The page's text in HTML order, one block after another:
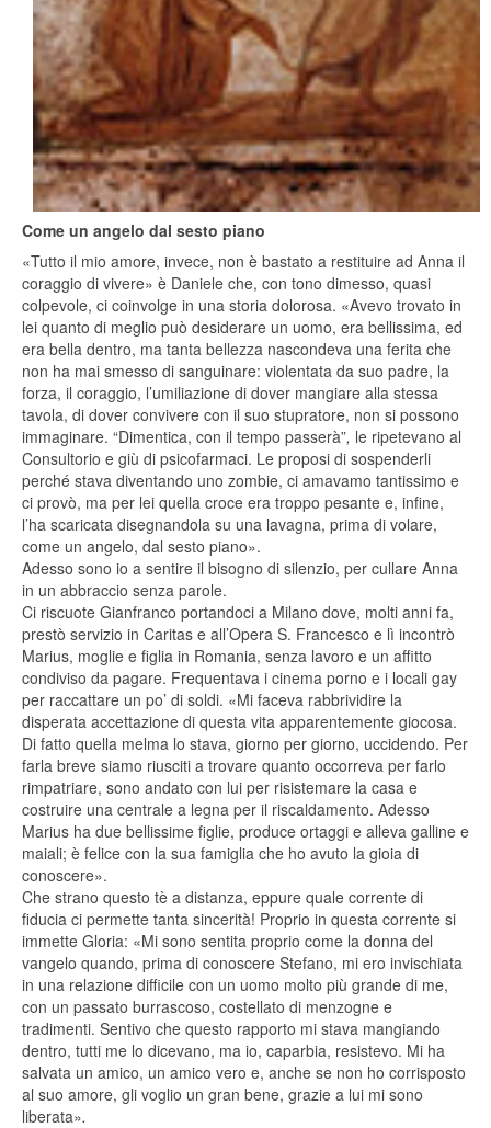
Come un angelo dal sesto piano
«Tutto il mio amore, invece, non è bastato a restituire ad Anna il
coraggio di vivere» è Daniele che, con tono dimesso, quasi
colpevole, ci coinvolge in una storia dolorosa. «Avevo trovato in
lei quanto di meglio può desiderare un uomo, era bellissima, ed
era bella dentro, ma tanta bellezza nascondeva una ferita che
non ha mai smesso di sanguinare: violentata da suo padre, la
forza, il coraggio, l’umiliazione di dover mangiare alla stessa
tavola, di dover convivere con il suo stupratore, non si possono
immaginare. “Dimentica, con il tempo passerà”, le ripetevano al
Consultorio e giù di psicofarmaci. Le proposi di sospenderli
perché stava diventando uno zombie, ci amavamo tantissimo e
ci provò, ma per lei quella croce era troppo pesante e, infine,
l’ha scaricata disegnandola su una lavagna, prima di volare,
come un angelo, dal sesto piano».
Adesso sono io a sentire il bisogno di silenzio, per cullare Anna
in un abbraccio senza parole.
Ci riscuote Gianfranco portandoci a Milano dove, molti anni fa,
prestò servizio in Caritas e all’Opera S. Francesco e lì incontrò
Marius, moglie e figlia in Romania, senza lavoro e un affitto
condiviso da pagare. Frequentava i cinema porno e i locali gay
per raccattare un po’ di soldi. «Mi faceva rabbrividire la
disperata accettazione di questa vita apparentemente giocosa.
Di fatto quella melma lo stava, giorno per giorno, uccidendo. Per
farla breve siamo riusciti a trovare quanto occorreva per farlo
rimpatriare, sono andato con lui per risistemare la casa e
costruire una centrale a legna per il riscaldamento. Adesso
Marius ha due bellissime figlie, produce ortaggi e alleva galline e
maiali; è felice con la sua famiglia che ho avuto la gioia di
conoscere».
Che strano questo tè a distanza, eppure quale corrente di
fiducia ci permette tanta sincerità! Proprio in questa corrente si
immette Gloria: «Mi sono sentita proprio come la donna del
vangelo quando, prima di conoscere Stefano, mi ero invischiata
in una relazione difficile con un uomo molto più grande di me,
con un passato burrascoso, costellato di menzogne e
tradimenti. Sentivo che questo rapporto mi stava mangiando
dentro, tutti me lo dicevano, ma io, caparbia, resistevo. Mi ha
salvata un amico, un amico vero e, anche se non ho corrisposto
al suo amore, gli voglio un gran bene, grazie a lui mi sono
liberata».